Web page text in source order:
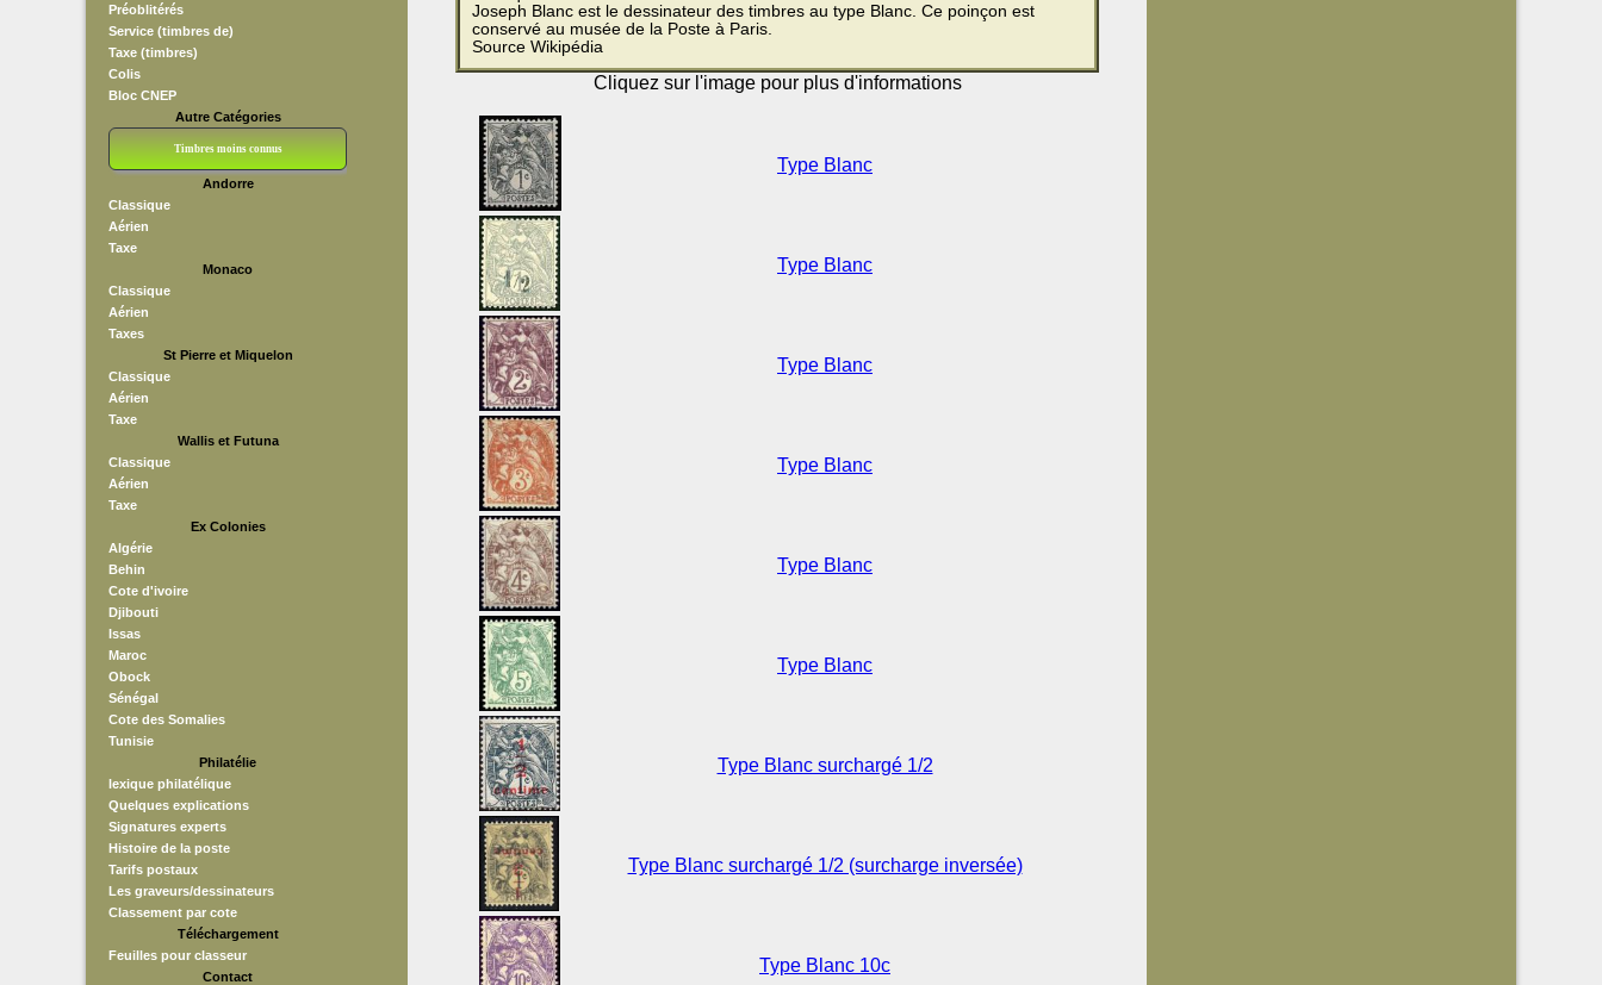
Préoblitérés
Service (timbres de)
Taxe (timbres)
Colis
Bloc CNEP
Autre Catégories
Timbres moins connus
Andorre
Classique
Aérien
Taxe
Monaco
Classique
Aérien
Taxes
St Pierre et Miquelon
Classique
Aérien
Taxe
Wallis et Futuna
Classique
Aérien
Taxe
Ex Colonies
Algérie
Behin
Cote d'ivoire
Djibouti
Issas
Maroc
Obock
Sénégal
Cote des Somalies
Tunisie
Philatélie
lexique philatélique
Quelques explications
Signatures experts
Histoire de la poste
Tarifs postaux
Les graveurs/dessinateurs
Classement par cote
Téléchargement
Feuilles pour classeur
Contact
Joseph Blanc est le dessinateur des timbres au type Blanc. Ce poinçon est
conservé au musée de la Poste à Paris.
Source Wikipédia
Cliquez sur l'image pour plus d'informations
Type Blanc
Type Blanc
Type Blanc
Type Blanc
Type Blanc
Type Blanc
Type Blanc surchargé 1/2
Type Blanc surchargé 1/2 (surcharge inversée)
Type Blanc 10c